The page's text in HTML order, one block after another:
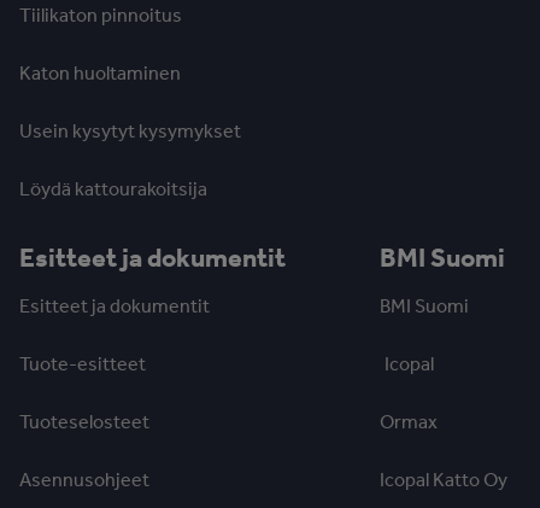
Tiilikaton pinnoitus
Katon huoltaminen
Usein kysytyt kysymykset
Löydä kattourakoitsija
Esitteet ja dokumentit
Esitteet ja dokumentit
Tuote-esitteet
Tuoteselosteet
Asennusohjeet
BMI Suomi
BMI Suomi
Icopal
Ormax
Icopal Katto Oy